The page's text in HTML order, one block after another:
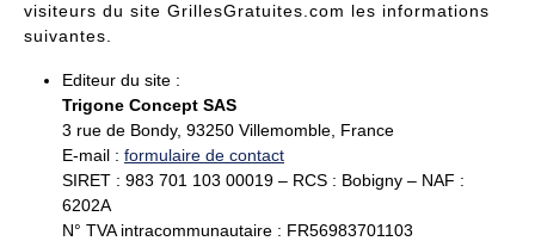
visiteurs du site GrillesGratuites.com les informations
suivantes.
Editeur du site :
Trigone Concept SAS
3 rue de Bondy, 93250 Villemomble, France
E-mail : formulaire de contact
SIRET : 983 701 103 00019 – RCS : Bobigny – NAF :
6202A
N° TVA intracommunautaire : FR56983701103